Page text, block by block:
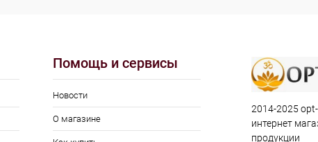
Помощь и сервисы
Новости
О магазине
2014-2025
интернет
продукции